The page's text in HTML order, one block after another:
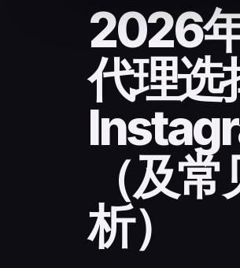
2026
代理选
（及
析）